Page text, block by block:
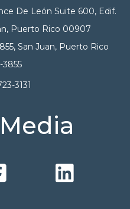
De León Suite 600, Edif.
Puerto Rico 00907
San Juan, Puerto Rico
3131
